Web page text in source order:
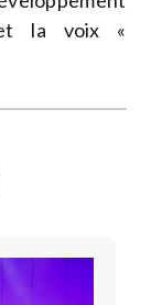
la voix «